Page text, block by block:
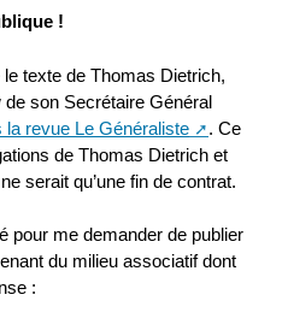
!
texte de Thomas Dietrich,
de son Secrétaire Général
la revue Le Généraliste
. Ce
de Thomas Dietrich et
serait qu’une fin de contrat.
pour me demander de publier
du milieu associatif dont
: